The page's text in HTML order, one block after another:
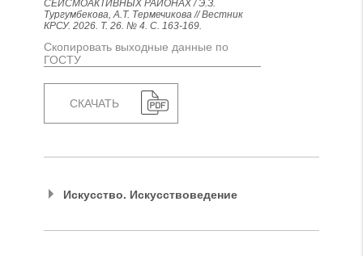
СЕЙСМОАКТИВНЫХ РАЙОНАХ / Э.З.
Тургумбекова, А.Т. Термечикова // Вестник
КРСУ. 2026. Т. 26. № 4. С. 163-169.
Скопировать выходные данные по
ГОСТУ
СКАЧАТЬ
Искусство. Искусствоведение